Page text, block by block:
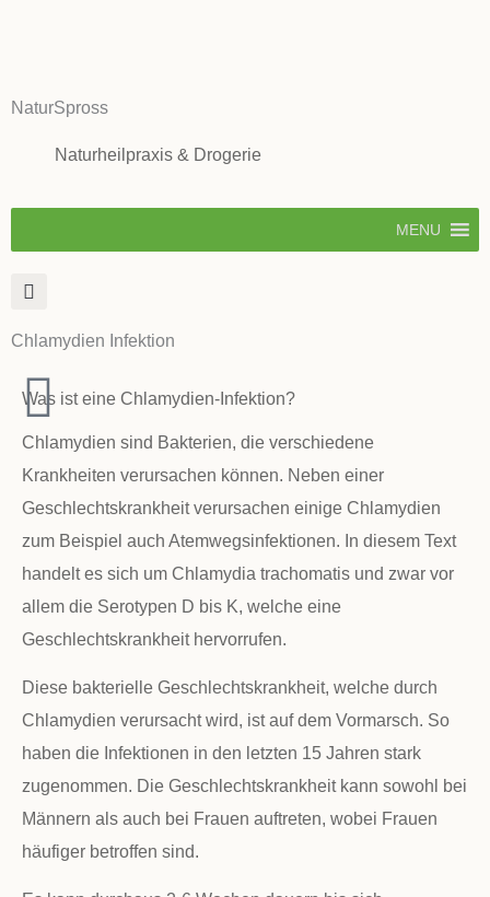
NaturSpross
Naturheilpraxis & Drogerie
MENU
Chlamydien Infektion
Was ist eine Chlamydien-Infektion?
Chlamydien sind Bakterien, die verschiedene
Krankheiten verursachen können. Neben einer
Geschlechtskrankheit verursachen einige Chlamydien
zum Beispiel auch Atemwegsinfektionen. In diesem Text
handelt es sich um Chlamydia trachomatis und zwar vor
allem die Serotypen D bis K, welche eine
Geschlechtskrankheit hervorrufen.
Diese bakterielle Geschlechtskrankheit, welche durch
Chlamydien verursacht wird, ist auf dem Vormarsch. So
haben die Infektionen in den letzten 15 Jahren stark
zugenommen. Die Geschlechtskrankheit kann sowohl bei
Männern als auch bei Frauen auftreten, wobei Frauen
häufiger betroffen sind.